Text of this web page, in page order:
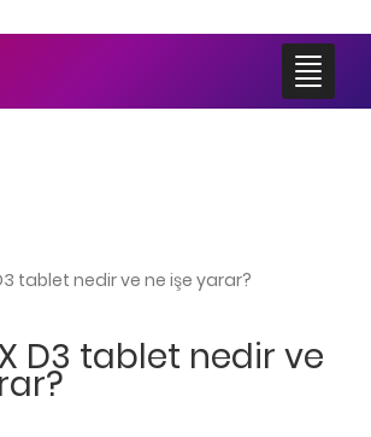
tablet nedir ve ne işe yarar?
D3 tablet nedir ve